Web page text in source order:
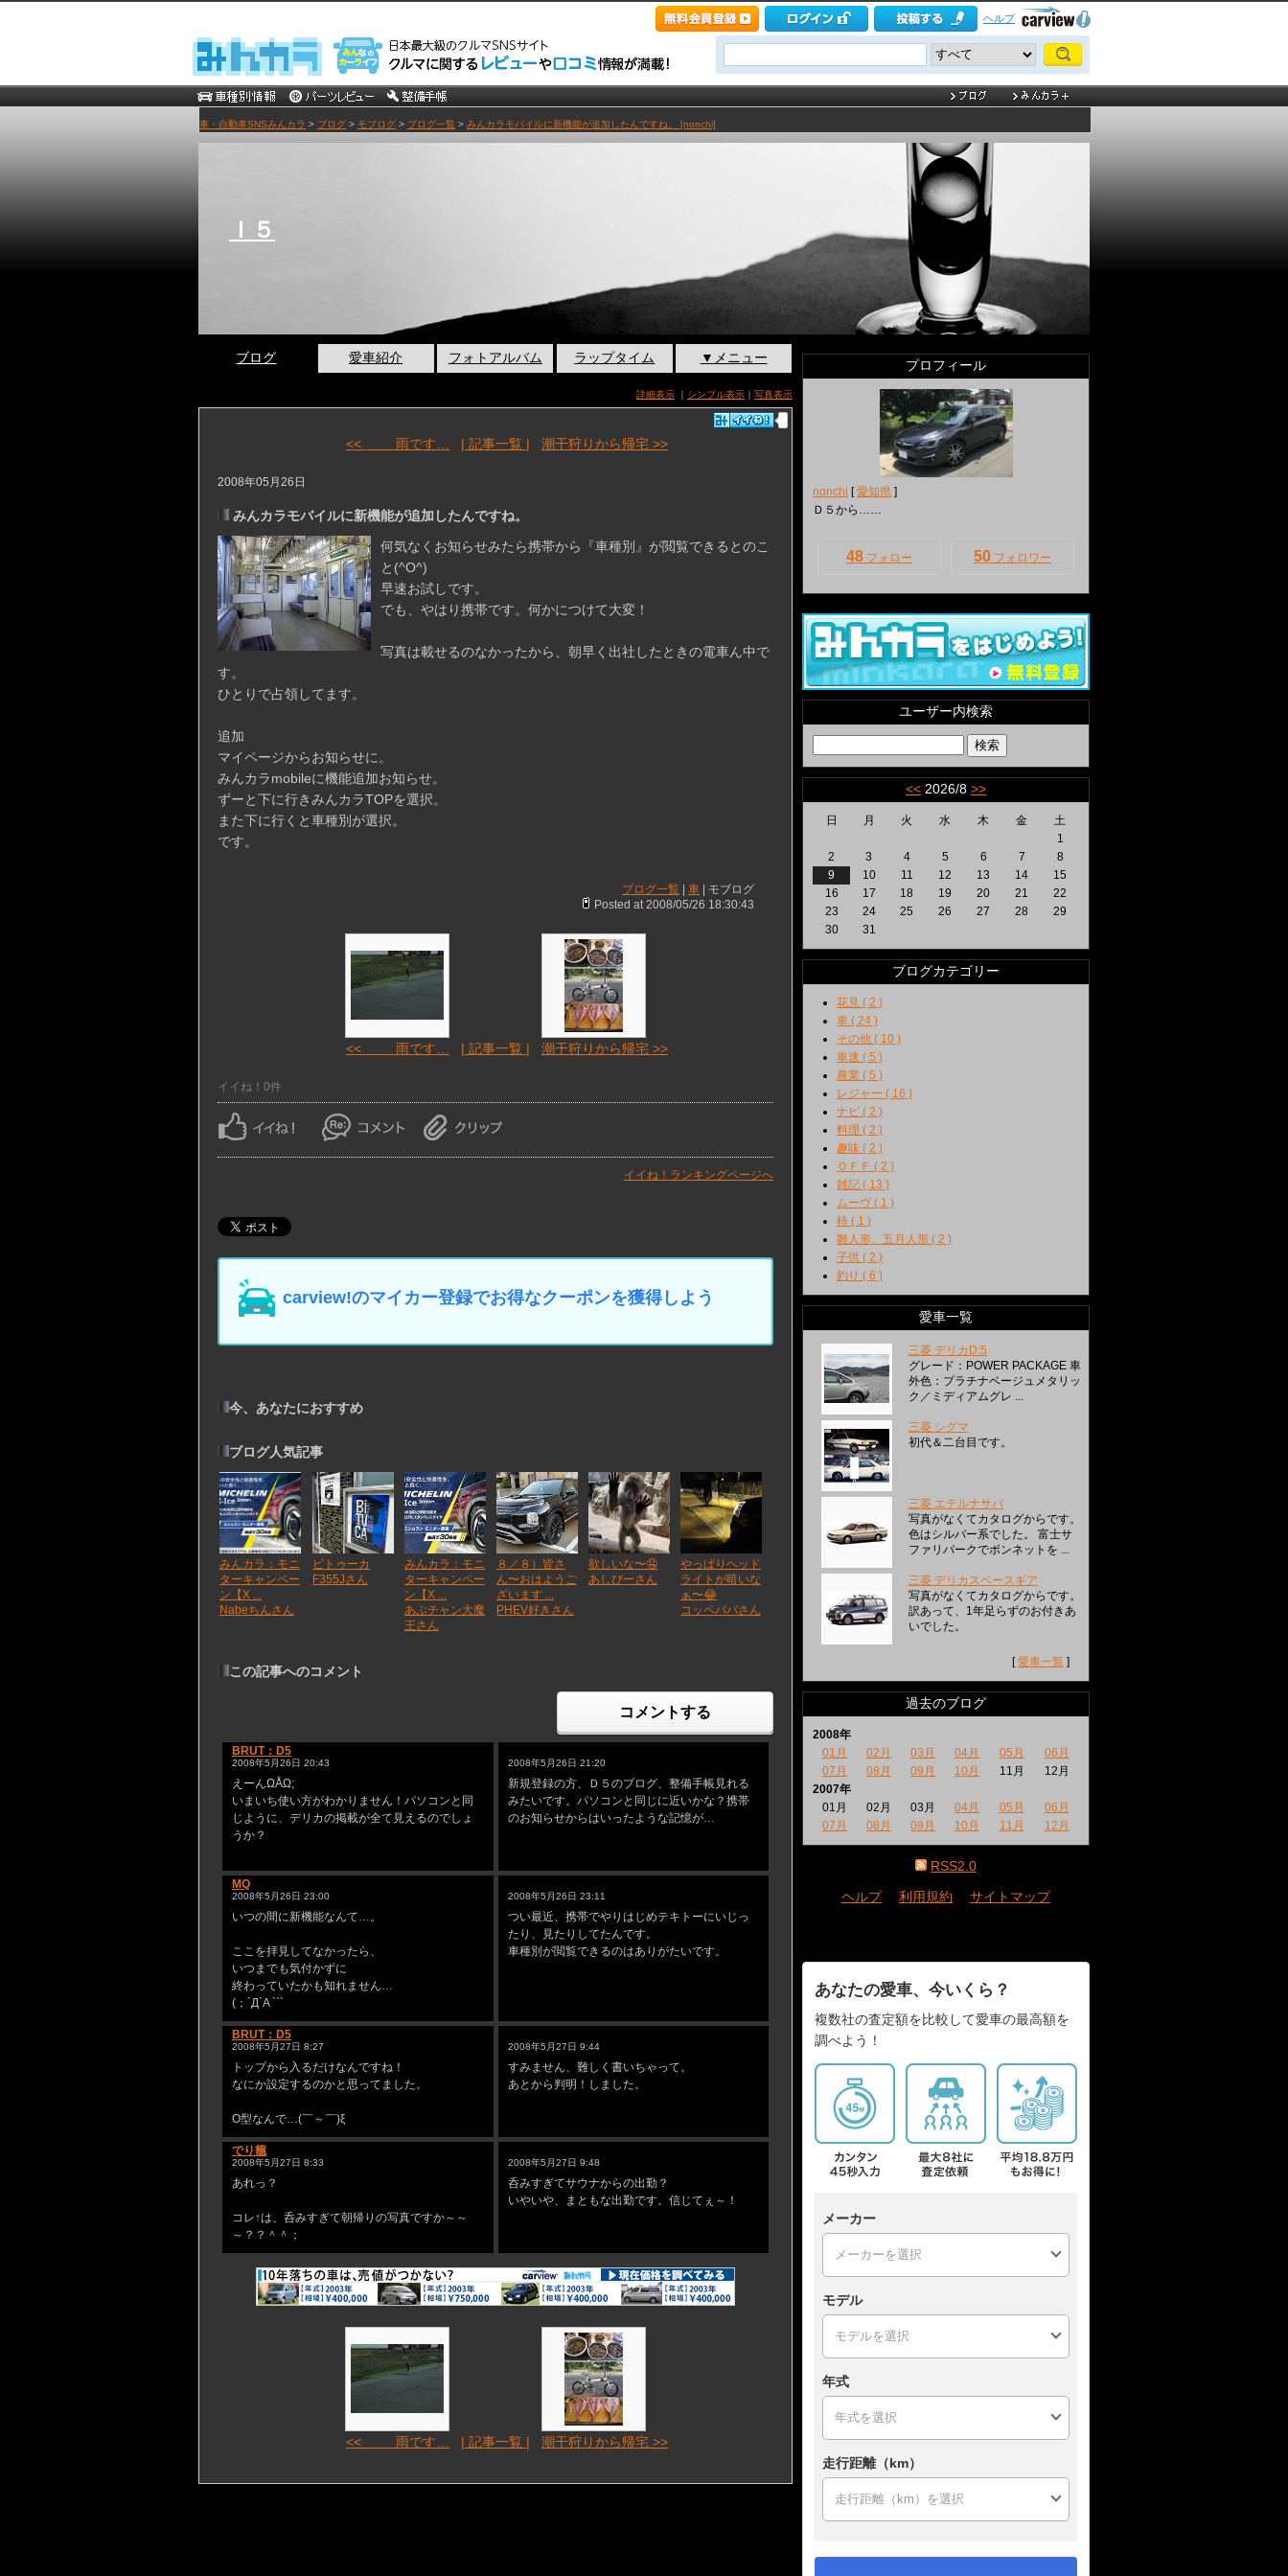
ヘルプ
車・自動車SNSみんカラ > ブログ > モブログ > ブログ一覧 > みんカラモバイルに新機能が追加したんですね。 [nonchi]
Ｉ５
ブログ 愛車紹介 フォトアルバム ラップタイム ▼メニュー
詳細表示 ｜ シンプル表示 ｜ 写真表示
<< 雨です… | 記事一覧 | 潮干狩りから帰宅 >>
2008年05月26日
みんカラモバイルに新機能が追加したんですね。
何気なくお知らせみたら携帯から『車種別』が閲覧できるとのこ
と(^O^)
早速お試しです。
でも、やはり携帯です。何かにつけて大変！
写真は載せるのなかったから、朝早く出社したときの電車ん中で
す。
ひとりで占領してます。
追加
マイページからお知らせに。
みんカラmobileに機能追加お知らせ。
ずーと下に行きみんカラTOPを選択。
また下に行くと車種別が選択。
です。
ブログ一覧 車 | モブログ
Posted at 2008/05/26 18:30:43
<< 雨です… | 記事一覧 | 潮干狩りから帰宅 >>
イイね！0件
イイね！ランキングページへ
carview!のマイカー登録でお得なクーポンを獲得しよう
今、あなたにおすすめ
ブログ人気記事
みんカラ：モニ
ターキャンペー
ン【X ...
Nabeちんさん
ビトゥーカ
F355Jさん
みんカラ：モニ
ターキャンペー
ン【X ...
あぶチャン大魔
王さん
８／８）皆さ
ん〜おはようご
ざいます ...
PHEV好きさん
欲しいな〜🤤
あしぴーさん
やっぱりヘッド
ライトが暗いな
ぁ〜😂
コッペパパさん
この記事へのコメント
コメントする
BRUT：D5
2008年5月26日 20:43
えーんΩÅΩ;
いまいち使い方がわかりません！パソコンと同
じように、デリカの掲載が全て見えるのでしょ
うか？
2008年5月26日 21:20
新規登録の方、Ｄ５のブログ、整備手帳見れる
みたいです。パソコンと同じに近いかな？携帯
のお知らせからはいったような記憶が…
MQ
2008年5月26日 23:00
いつの間に新機能なんて…。
ここを拝見してなかったら、
いつまでも気付かずに
終わっていたかも知れません…
(；´Д`A ```
2008年5月26日 23:11
つい最近、携帯でやりはじめテキトーにいじっ
たり、見たりしてたんです。
車種別が閲覧できるのはありがたいです。
BRUT：D5
2008年5月27日 8:27
トップから入るだけなんですね！
なにか設定するのかと思ってました。
O型なんで…(￣～￣)ξ
2008年5月27日 9:44
すみません、難しく書いちゃって。
あとから判明！しました。
でり籠
2008年5月27日 8:33
あれっ？
コレ↑は、呑みすぎて朝帰りの写真ですか～～
～？？＾＾；
2008年5月27日 9:48
呑みすぎてサウナからの出勤？
いやいや、まともな出勤です。信じてぇ～！
<< 雨です… | 記事一覧 | 潮干狩りから帰宅 >>
プロフィール
nonchi [愛知県 ]
Ｄ５から……
48 フォロー 50 フォロワー
ユーザー内検索
<< 2026/8 >>
日 月 火 水 木 金
土
1
2
3 4 5 6 7
8
9
10 11 12 13 14
15
16
17 18 19 20 21
22
23
24 25 26 27 28
29
30
31
ブログカテゴリー
花見 ( 2 )
車 ( 24 )
その他 ( 10 )
車速 ( 5 )
農業 ( 5 )
レジャー ( 16 )
ナビ ( 2 )
料理 ( 2 )
趣味 ( 2 )
ＯＦＦ ( 2 )
雑記 ( 13 )
ムーヴ ( 1 )
柿 ( 1 )
雛人形、五月人形 ( 2 )
子供 ( 2 )
釣り ( 6 )
愛車一覧
三菱 デリカD:5
グレード：POWER PACKAGE 車
外色：プラチナベージュメタリッ
ク／ミディアムグレ ...
三菱 シグマ
初代＆二台目です。
三菱 エテルナサバ
写真がなくてカタログからです。
色はシルバー系でした。 富士サ
ファリパークでボンネットを ...
三菱 デリカスペースギア
写真がなくてカタログからです。
訳あって、1年足らずのお付きあ
いでした。
[愛車一覧 ]
過去のブログ
2008年
01月
02月 03月 04月 05月
06月
07月
08月 09月 10月 11月
12月
2007年
01月
02月 03月 04月 05月
06月
07月
08月 09月 10月 11月 12月
RSS2.0
ヘルプ｜ 利用規約 サイトマップ
あなたの愛車、今いくら？
複数社の査定額を比較して愛車の最高額を
調べよう！
メーカー
モデル
年式
走行距離（km）